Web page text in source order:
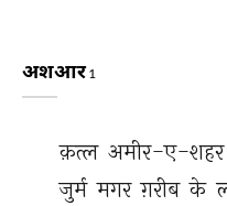
अशआर1
क़त्ल अमीर-ए-शहर
जुर्म मगर ग़रीब के